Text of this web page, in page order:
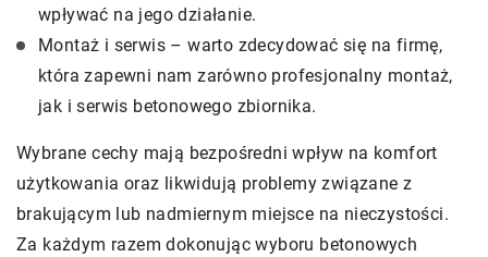
wpływać na jego działanie.
Montaż i serwis – warto zdecydować się na firmę,
która zapewni nam zarówno profesjonalny montaż,
jak i serwis betonowego zbiornika.
Wybrane cechy mają bezpośredni wpływ na komfort
użytkowania oraz likwidują problemy związane z
brakującym lub nadmiernym miejsce na nieczystości.
Za każdym razem dokonując wyboru betonowych